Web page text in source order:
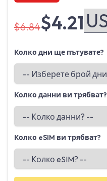
$6.84$4.21
Колко дни ще пътувате?
Колко данни ви трябват?
Колко eSIM ви трябват?